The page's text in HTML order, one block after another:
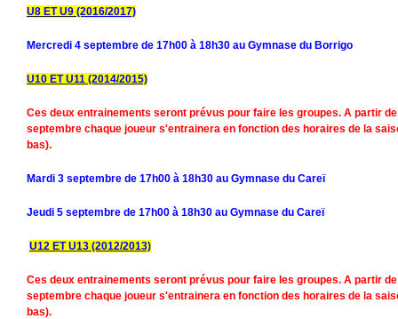
U8 ET U9 (2016/2017)
Mercredi 4 septembre de 17h00 à 18h30 au Gymnase du Borrigo
U10 ET U11 (2014/2015)
Ces deux entrainements seront prévus pour faire les groupes. A partir
septembre chaque joueur s'entrainera en fonction des horaires de la
bas).
Mardi 3 septembre de 17h00 à 18h30 au Gymnase du Careï
Jeudi 5 septembre de 17h00 à 18h30 au Gymnase du Careï
U12 ET U13 (2012/2013)
Ces deux entrainements seront prévus pour faire les groupes. A partir
septembre chaque joueur s'entrainera en fonction des horaires de la
bas).